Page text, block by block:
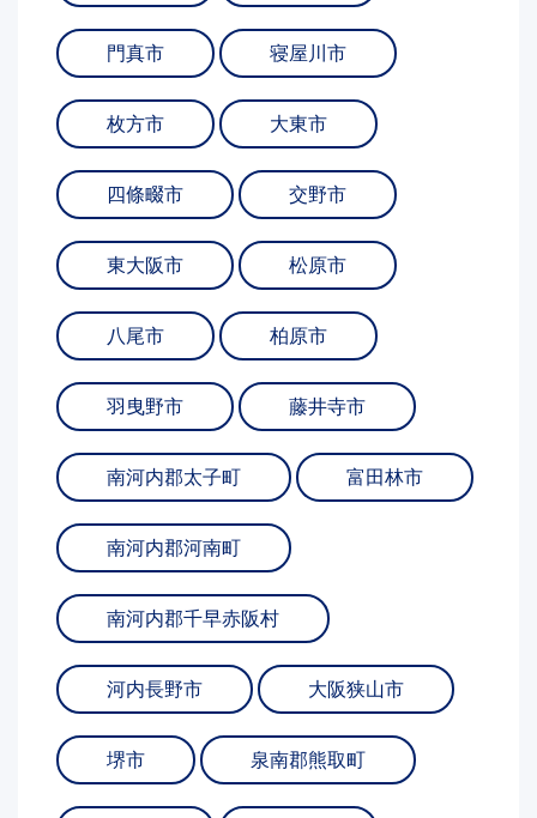
門真市 寝屋川市
枚方市 大東市
四條畷市 交野市
東大阪市 松原市
八尾市 柏原市
羽曳野市 藤井寺市
南河内郡太子町 富田林市
南河内郡河南町
南河内郡千早赤阪村
河内長野市 大阪狭山市
堺市 泉南郡熊取町